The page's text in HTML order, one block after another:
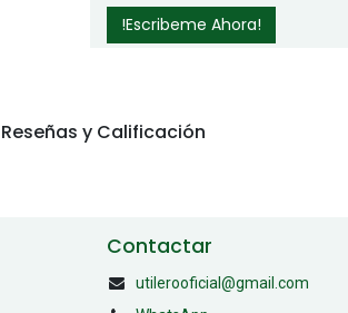
!Escribeme Ahora!
Reseñas y Calificación
Contactar
utilerooficial@gmail.com